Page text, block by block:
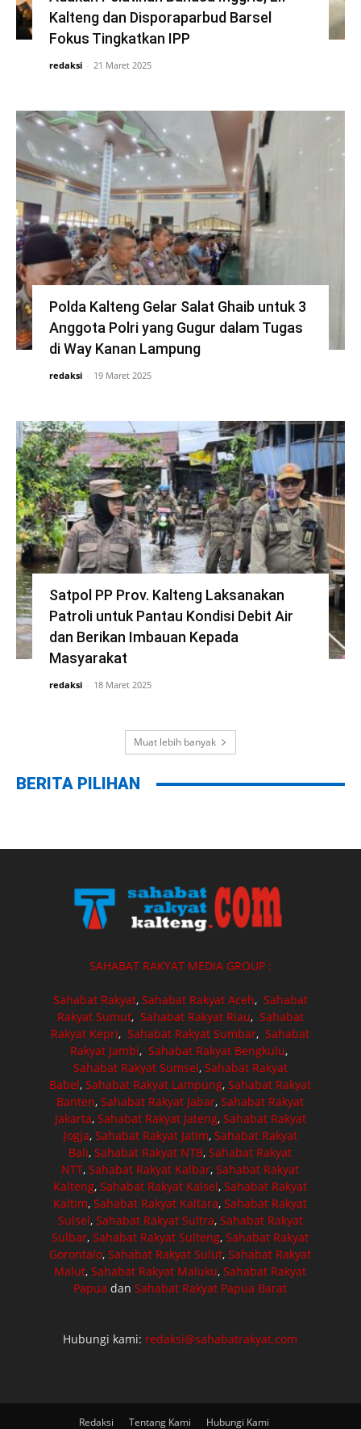
Kalteng dan Disporaparbud Barsel
Fokus Tingkatkan IPP
redaksi - 21 Maret 2025
Polda Kalteng Gelar Salat Ghaib untuk 3
Anggota Polri yang Gugur dalam Tugas
di Way Kanan Lampung
redaksi - 19 Maret 2025
Satpol PP Prov. Kalteng Laksanakan
Patroli untuk Pantau Kondisi Debit Air
dan Berikan Imbauan Kepada
Masyarakat
redaksi - 18 Maret 2025
Muat lebih banyak
BERITA PILIHAN
SAHABAT RAKYAT MEDIA GROUP :
Sahabat Rakyat, Sahabat Rakyat Aceh, Sahabat
Rakyat Sumut, Sahabat Rakyat Riau, Sahabat
Rakyat Kepri,Sahabat Rakyat Sumbar,Sahabat
Rakyat Jambi, Sahabat Rakyat Bengkulu,
Sahabat Rakyat Sumsel, Sahabat Rakyat
Babel,Sahabat Rakyat Lampung,Sahabat Rakyat
Banten,Sahabat Rakyat Jabar,Sahabat Rakyat
Jakarta, Sahabat Rakyat Jateng, Sahabat Rakyat
Jogja, Sahabat Rakyat Jatim, Sahabat Rakyat
Bali,Sahabat Rakyat NTB,Sahabat Rakyat
NTT,Sahabat Rakyat Kalbar,Sahabat Rakyat
Kalteng,Sahabat Rakyat Kalsel,Sahabat Rakyat
Kaltim,Sahabat Rakyat Kaltara,Sahabat Rakyat
Sulsel, Sahabat Rakyat Sultra, Sahabat Rakyat
Sulbar,Sahabat Rakyat Sulteng,Sahabat Rakyat
Gorontalo,Sahabat Rakyat Sulut,Sahabat Rakyat
Malut,Sahabat Rakyat Maluku,Sahabat Rakyat
Papua danSahabat Rakyat Papua Barat
Hubungi kami: redaksi@sahabatrakyat.com
Redaksi Tentang Kami Hubungi Kami